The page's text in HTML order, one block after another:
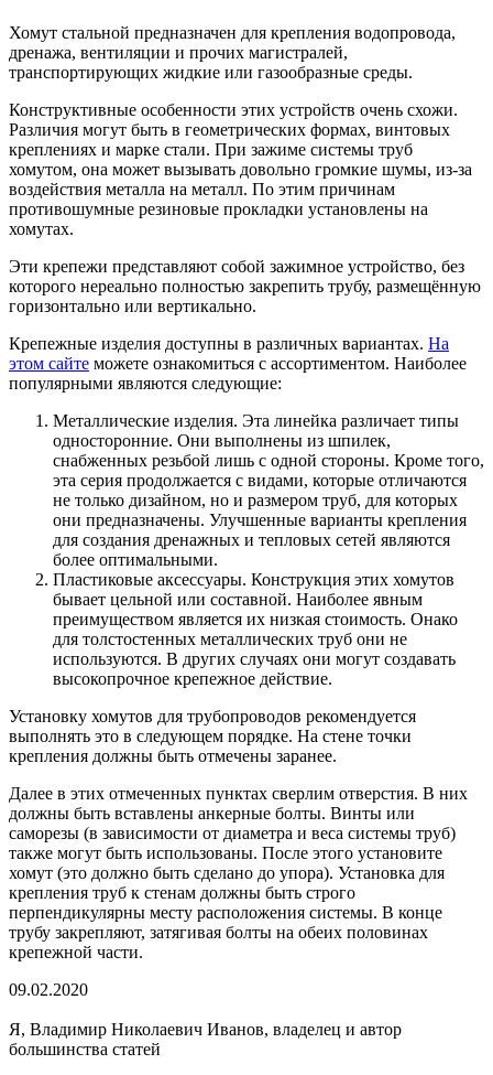
Хомут стальной предназначен для крепления водопровода,
дренажа, вентиляции и прочих магистралей,
транспортирующих жидкие или газообразные среды.
Конструктивные особенности этих устройств очень схожи.
Различия могут быть в геометрических формах, винтовых
креплениях и марке стали. При зажиме системы труб
хомутом, она может вызывать довольно громкие шумы, из-за
воздействия металла на металл. По этим причинам
противошумные резиновые прокладки установлены на
хомутах.
Эти крепежи представляют собой зажимное устройство, без
которого нереально полностью закрепить трубу, размещённую
горизонтально или вертикально.
Крепежные изделия доступны в различных вариантах. На
этом сайте можете ознакомиться с ассортиментом. Наиболее
популярными являются следующие:
Металлические изделия. Эта линейка различает типы
односторонние. Они выполнены из шпилек,
снабженных резьбой лишь с одной стороны. Кроме того,
эта серия продолжается с видами, которые отличаются
не только дизайном, но и размером труб, для которых
они предназначены. Улучшенные варианты крепления
для создания дренажных и тепловых сетей являются
более оптимальными.
Пластиковые аксессуары. Конструкция этих хомутов
бывает цельной или составной. Наиболее явным
преимуществом является их низкая стоимость. Онако
для толстостенных металлических труб они не
используются. В других случаях они могут создавать
высокопрочное крепежное действие.
Установку хомутов для трубопроводов рекомендуется
выполнять это в следующем порядке. На стене точки
крепления должны быть отмечены заранее.
Далее в этих отмеченных пунктах сверлим отверстия. В них
должны быть вставлены анкерные болты. Винты или
саморезы (в зависимости от диаметра и веса системы труб)
также могут быть использованы. После этого установите
хомут (это должно быть сделано до упора). Установка для
крепления труб к стенам должны быть строго
перпендикулярны месту расположения системы. В конце
трубу закрепляют, затягивая болты на обеих половинах
крепежной части.
09.02.2020
Я, Владимир Николаевич Иванов, владелец и автор
большинства статей